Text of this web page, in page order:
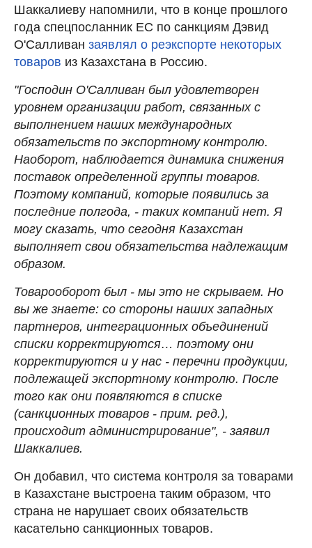
Шаккалиеву напомнили, что в конце прошлого
года спецпосланник ЕС по санкциям Дэвид
О'Салливан заявлял о реэкспорте некоторых
товаров из Казахстана в Россию.
"Господин О'Салливан был удовлетворен
уровнем организации работ, связанных с
выполнением наших международных
обязательств по экспортному контролю.
Наоборот, наблюдается динамика снижения
поставок определенной группы товаров.
Поэтому компаний, которые появились за
последние полгода, - таких компаний нет. Я
могу сказать, что сегодня Казахстан
выполняет свои обязательства надлежащим
образом.
Товарооборот был - мы это не скрываем. Но
вы же знаете: со стороны наших западных
партнеров, интеграционных объединений
списки корректируются… поэтому они
корректируются и у нас - перечни продукции,
подлежащей экспортному контролю. После
того как они появляются в списке
(санкционных товаров - прим. ред.),
происходит администрирование", - заявил
Шаккалиев.
Он добавил, что система контроля за товарами
в Казахстане выстроена таким образом, что
страна не нарушает своих обязательств
касательно санкционных товаров.